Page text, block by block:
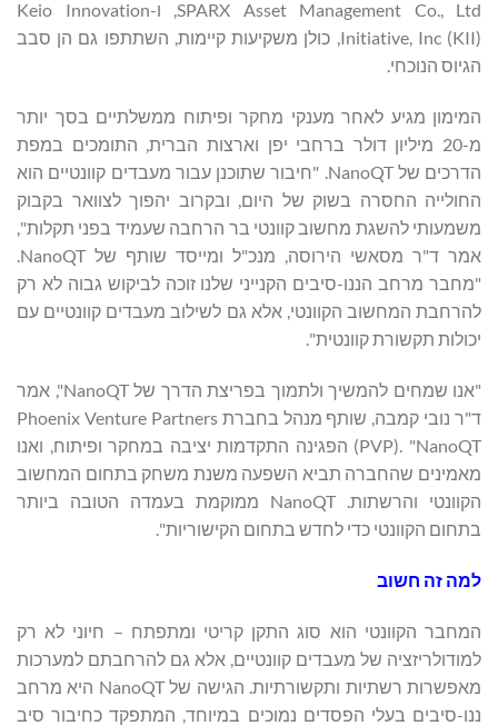
SPARX Asset Management Co., Ltd, ו-Keio Innovation
Initiative, Inc (KII), כולן משקיעות קיימות, השתתפו גם הן סבב
הגיוס הנוכחי.
המימון מגיע לאחר מענקי מחקר ופיתוח ממשלתיים בסך יותר
מ-20 מיליון דולר ברחבי יפן וארצות הברית, התומכים במפת
הדרכים של NanoQT. "חיבור שתוכנן עבור מעבדים קוונטיים הוא
החולייה החסרה בשוק של היום, ובקרוב יהפוך לצוואר בקבוק
משמעותי להשגת מחשוב קוונטי בר הרחבה שעמיד בפני תקלות",
אמר ד"ר מסאשי הירוסה, מנכ"ל ומייסד שותף של NanoQT.
"מחבר מרחב הננו-סיבים הקנייני שלנו זוכה לביקוש גבוה לא רק
להרחבת המחשוב הקוונטי, אלא גם לשילוב מעבדים קוונטיים עם
יכולות תקשורת קוונטית".
"אנו שמחים להמשיך ולתמוך בפריצת הדרך של NanoQT", אמר
ד"ר נובי קמבה, שותף מנהל בחברת Phoenix Venture Partners
(PVP). "NanoQT הפגינה התקדמות יציבה במחקר ופיתוח, ואנו
מאמינים שהחברה תביא השפעה משנת משחק בתחום המחשוב
הקוונטי והרשתות. NanoQT ממוקמת בעמדה הטובה ביותר
בתחום הקוונטי כדי לחדש בתחום הקישוריות".
למה זה חשוב
המחבר הקוונטי הוא סוג התקן קריטי ומתפתח – חיוני לא רק
למודולריזציה של מעבדים קוונטיים, אלא גם להרחבתם למערכות
מאפשרות רשתיות ותקשורתיות. הגישה של NanoQT היא מרחב
ננו-סיבים בעלי הפסדים נמוכים במיוחד, המתפקד כחיבור סיב